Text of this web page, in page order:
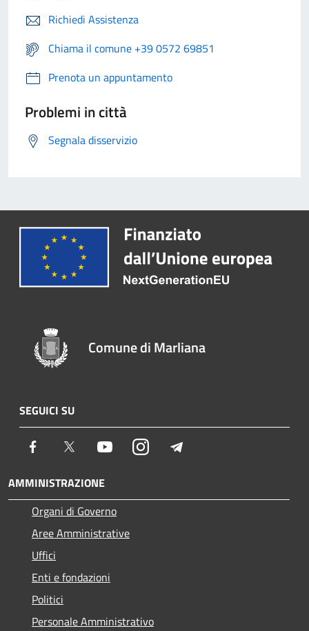
Richiedi Assistenza
Chiama il comune +39 0572 69851
Prenota un appuntamento
Problemi in città
Segnala disservizio
Comune di Marliana
SEGUICI SU
Facebook Twitter YoutubeInstagram
AMMINISTRAZIONE
Organi di Governo
Aree Amministrative
Uffici
Enti e fondazioni
Politici
Personale Amministrativo